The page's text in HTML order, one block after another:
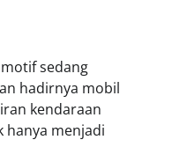
sedang
hadirnya mobil
kendaraan
hanya menjadi